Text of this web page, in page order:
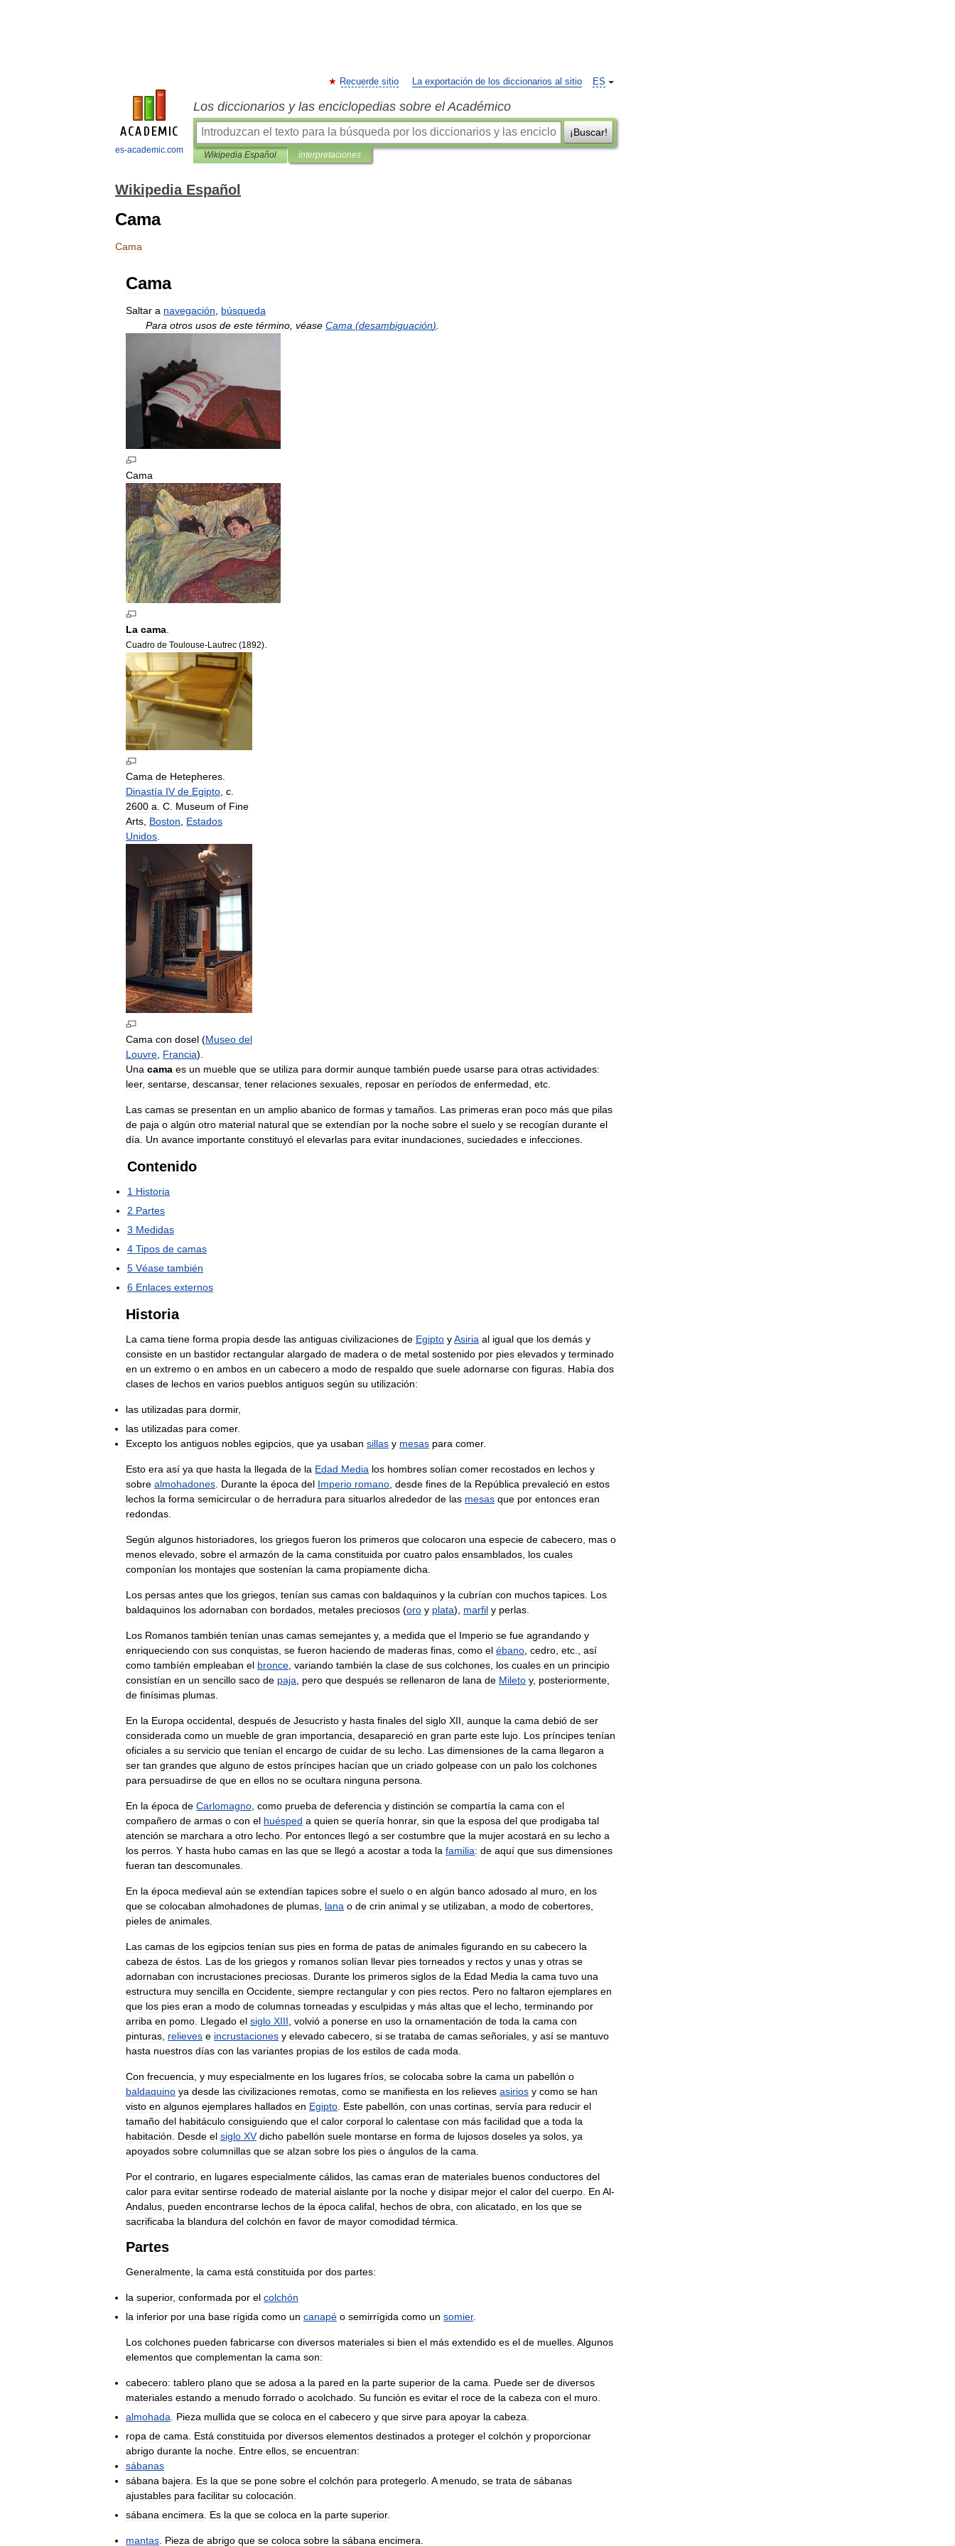
es-academic.com
ES
Recuerde sitio La exportación de los diccionarios al sitio
Los diccionarios y las enciclopedias sobre el Académico
¡Buscar!
Wikipedia Español interpretaciones
Wikipedia Español
Cama
Cama
Cama
Saltar a navegación
búsqueda
Para otros usos de este término véase Cama (desambiguación)
Cama
La cama.
Cuadro de Toulouse- Lautrec (1892).
Cama de Hetepheres
Dinastía IV de Egipto c
2600 a C Museum of Fine
Arts Boston
Estados
Unidos
Cama con dosel (Museo del
Louvre Francia).
Una cama es un mueble que se utiliza para dormir aunque también puede usarse para otras actividades:
leer, sentarse descansar, tener relaciones sexuales reposar en períodos de enfermedad etc
Las camas se presentan en un amplio abanico de formas y tamaños Las primeras eran poco más que pilas
de paja o algún otro material natural que se extendían por la noche sobre el suelo y se recogían durante el
día
Un avance importante constituyó el elevarlas para evitar inundaciones suciedades e infecciones
Contenido
1 Historia
2 Partes
3 Medidas
4 Tipos de camas
5 Véase también
6 Enlaces externos
Historia
La cama tiene forma propia desde las antiguas civilizaciones de Egipto yAsiria al igual que los demás y
consiste en un bastidor rectangular alargado de madera o de metal sostenido por pies elevados y terminado
en un extremo o en ambos en un cabecero a modo de respaldo que suele adornarse con figuras Había dos
clases de lechos en varios pueblos antiguos según su utilización:
las utilizadas para dormir,
las utilizadas para comer.
Excepto los antiguos nobles egipcios que ya usaban sillas y mesas para comer.
Esto era así ya que hasta la llegada de la Edad Media los hombres solían comer recostados en lechos y
sobre almohadones Durante la época del Imperio romano desde fines de la República prevaleció en estos
lechos la forma semicircular o de herradura para situarlos alrededor de las mesas que por entonces eran
redondas
Según algunos historiadores los griegos fueron los primeros que colocaron una especie de cabecero mas o
menos elevado sobre el armazón de la cama constituida por cuatro palos ensamblados los cuales
componían los montajes que sostenían la cama propiamente dicha
Los persas antes que los griegos tenían sus camas con baldaquinos y la cubrían con muchos tapices Los
baldaquinos los adornaban con bordados metales preciosos (oro y plata), marfil y perlas
Los Romanos también tenían unas camas semejantes y, a medida que el Imperio se fue agrandando y
enriqueciendo con sus conquistas se fueron haciendo de maderas finas como el ébano cedro etc
así
como tambíén empleaban el bronce variando también la clase de sus colchones los cuales en un principio
consistían en un sencillo saco de paja pero que después se rellenaron de lana de Mileto y, posteriormente
de finísimas plumas
En la Europa occidental después de Jesucristo y hasta finales del siglo XII aunque la cama debió de ser
considerada como un mueble de gran importancia desapareció en gran parte este lujo Los príncipes tenían
oficiales a su servicio que tenían el encargo de cuidar de su lecho Las dimensiones de la cama llegaron a
ser tan grandes que alguno de estos príncipes hacían que un criado golpease con un palo los colchones
para persuadirse de que en ellos no se ocultara ninguna persona
En la época de Carlomagno como prueba de deferencia y distinción se compartía la cama con el
compañero de armas o con el huésped a quien se quería honrar, sin que la esposa del que prodigaba tal
atención se marchara a otro lecho Por entonces llegó a ser costumbre que la mujer acostará en su lecho a
los perros Y hasta hubo camas en las que se llegó a acostar a toda la familia: de aquí que sus dimensiones
fueran tan descomunales
En la época medieval aún se extendían tapices sobre el suelo o en algún banco adosado al muro en los
que se colocaban almohadones de plumas lana o de crin animal y se utilizaban a modo de cobertores
pieles de animales
Las camas de los egipcios tenían sus pies en forma de patas de animales figurando en su cabecero la
cabeza de éstos Las de los griegos y romanos solían llevar pies torneados y rectos y unas y otras se
adornaban con incrustaciones preciosas Durante los primeros siglos de la Edad Media la cama tuvo una
estructura muy sencilla en Occidente siempre rectangular y con pies rectos Pero no faltaron ejemplares en
que los pies eran a modo de columnas torneadas y esculpidas y más altas que el lecho terminando por
arriba en pomo Llegado el siglo XIII volvió a ponerse en uso la ornamentación de toda la cama con
pinturas relieves e incrustaciones y elevado cabecero si se trataba de camas señoriales y así se mantuvo
hasta nuestros días con las variantes propias de los estilos de cada moda
Con frecuencia y muy especialmente en los lugares fríos se colocaba sobre la cama un pabellón o
baldaquino ya desde las civilizaciones remotas como se manifiesta en los relieves asirios y como se han
visto en algunos ejemplares hallados en Egipto Este pabellón con unas cortinas servía para reducir el
tamaño del habitáculo consiguiendo que el calor corporal lo calentase con más facilidad que a toda la
habitación
Desde el siglo XV dicho pabellón suele montarse en forma de lujosos doseles ya solos ya
apoyados sobre columnillas que se alzan sobre los pies o ángulos de la cama
Por el contrario en lugares especialmente cálidos las camas eran de materiales buenos conductores del
calor para evitar sentirse rodeado de material aislante por la noche y disipar mejor el calor del cuerpo En Al-
Andalus pueden encontrarse lechos de la época califal hechos de obra con alicatado en los que se
sacrificaba la blandura del colchón en favor de mayor comodidad térmica
Partes
Generalmente la cama está constituida por dos partes:
la superior, conformada por el colchón
la inferior por una base rígida como un canapé o semirrígida como un somier.
Los colchones pueden fabricarse con diversos materiales si bien el más extendido es el de muelles Algunos
elementos que complementan la cama son:
cabecero: tablero plano que se adosa a la pared en la parte superior de la cama Puede ser de diversos
materiales estando a menudo forrado o acolchado Su función es evitar el roce de la cabeza con el muro
almohada
Pieza mullida que se coloca en el cabecero y que sirve para apoyar la cabeza
ropa de cama Está constituida por diversos elementos destinados a proteger el colchón y proporcionar
abrigo durante la noche Entre ellos se encuentran:
sábanas
sábana bajera Es la que se pone sobre el colchón para protegerlo A menudo se trata de sábanas
ajustables para facilitar su colocación
sábana encimera Es la que se coloca en la parte superior.
mantas Pieza de abrigo que se coloca sobre la sábana encimera